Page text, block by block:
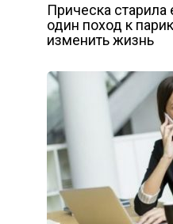
Прическа старила
один поход к
изменить жизнь